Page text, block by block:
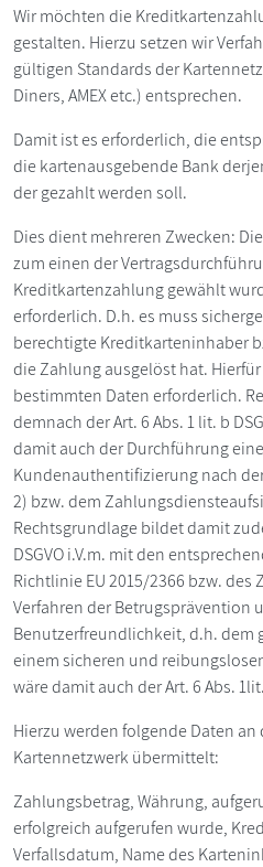
Wir möchten die
gestalten. Hierzu setzen wir
gültigen Standards der
Diners, AMEX etc.) entsprechen.
Damit ist es erforderlich, die
die kartenausgebende Bank
der gezahlt werden soll.
Dies dient mehreren Zwecken:
zum einen der
Kreditkartenzahlung gewählt
erforderlich. D.h. es muss
berechtigte Kreditkarteninhaber
die Zahlung ausgelöst hat.
bestimmten Daten erforderlich.
demnach der Art. 6 Abs. 1 lit. b
damit auch der Durchführung
Kundenauthentifizierung nach
2) bzw. dem
Rechtsgrundlage bildet damit
DSGVO i.V.m. mit den
Richtlinie EU 2015/2366 bzw. des
Verfahren der Betrugsprävention
Benutzerfreundlichkeit, d.h. dem
einem sicheren und
wäre damit auch der Art. 6 Abs. 1lit.
Hierzu werden folgende Daten
Kartennetzwerk übermittelt:
Zahlungsbetrag, Währung,
erfolgreich aufgerufen wurde,
Verfallsdatum, Name des